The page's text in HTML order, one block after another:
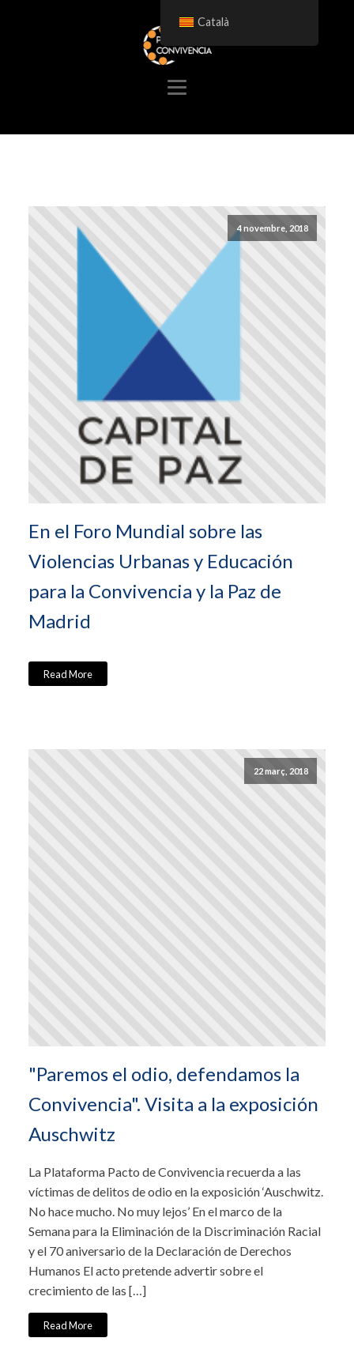
4 novembre, 2018
En el Foro Mundial sobre las
Violencias Urbanas y Educación
para la Convivencia y la Paz de
Madrid
Read More
22 març, 2018
"Paremos el odio, defendamos la
Convivencia". Visita a la exposición
Auschwitz
La Plataforma Pacto de Convivencia recuerda a las
víctimas de delitos de odio en la exposición ‘Auschwitz.
No hace mucho. No muy lejos’ En el marco de la
Semana para la Eliminación de la Discriminación Racial
y el 70 aniversario de la Declaración de Derechos
Humanos El acto pretende advertir sobre el
crecimiento de las […]
Read More
Català